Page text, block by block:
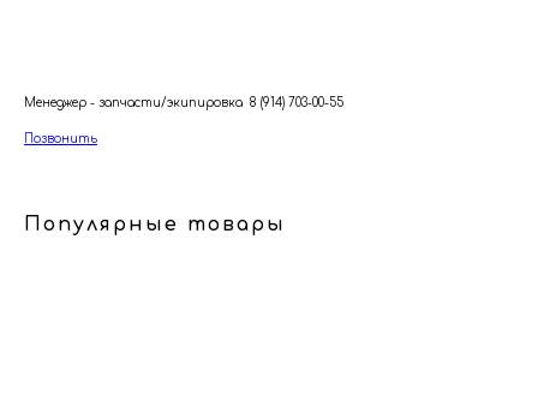
Менеджер - запчасти/экипировка 8 (914) 703-00-55
Позвонить
Популярные товары